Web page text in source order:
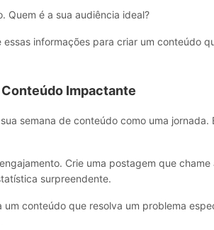
Quem é a sua audiência ideal?
essas informações para criar um conteúdo
Conteúdo Impactante
semana de conteúdo como uma jornada.
Crie uma postagem que chame
surpreendente.
conteúdo que resolva um problema